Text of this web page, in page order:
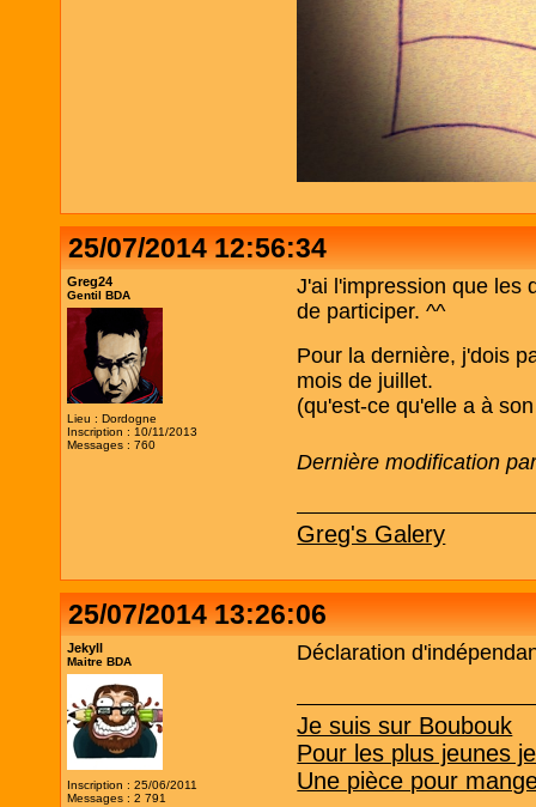
25/07/2014 12:56:34
Greg24
Gentil BDA
Lieu : Dordogne
Inscription : 10/11/2013
Messages : 760
J'ai l'impression que les
de participer. ^^
Pour la dernière, j'dois
mois de juillet.
(qu'est-ce qu'elle a à
Dernière modification
Greg's Galery
25/07/2014 13:26:06
Jekyll
Maitre BDA
Inscription : 25/06/2011
Messages : 2 791
Déclaration
Je suis sur Boubouk
Pour les plus jeunes
Une pièce pour